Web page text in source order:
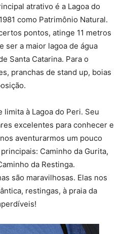
atrativo é a Lagoa do
como Patrimônio Natural.
pontos, atinge 11 metros
ser a maior lagoa de água
Santa Catarina. Para o
pranchas de stand up, boias
limita à Lagoa do Peri. Seu
excelentes para conhecer e
aventurarmos um pouco
Caminho da Gurita,
da Restinga.
são maravilhosas. Elas nos
restingas, à praia da